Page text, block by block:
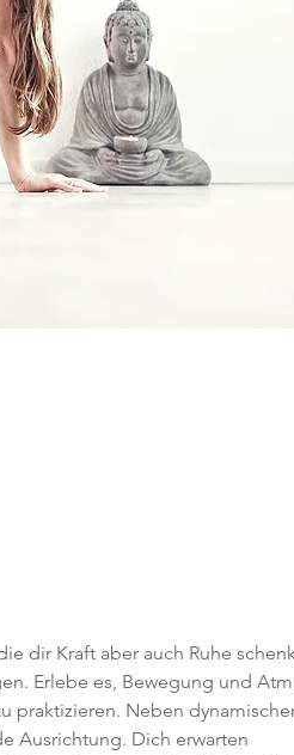
dir Kraft aber auch Ruhe
Erlebe es, Bewegung und
praktizieren. Neben
Ausrichtung. Dich erwarten